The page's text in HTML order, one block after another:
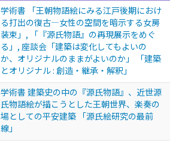
学術書 「王朝物語絵にみる江戸後期におけ
る打出の復古―女性の空間を暗示する女房
装束」, 「『源氏物語』の再現展示をめぐ
る」, 座談会「建築は変化してもよいの
か、オリジナルのままがよいのか」 「建築
とオリジナル : 創造・継承・解釈」
学術書 建築史の中の『源氏物語』、近世源
氏物語絵が描こうとした王朝世界、楽奏の
場としての平安建築 「源氏絵研究の最前
線」